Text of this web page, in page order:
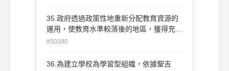
35.政府透過政策性地重新分配教育資源的
運用，使教育水準較落後的地區，獲得充分
支援，提昇學校教育的品質，並引領社區的
先區 (B)九年一貫課程 (C)終生學習 (D)體
#50380
36.為建立學校為學習型組織，依據聖吉